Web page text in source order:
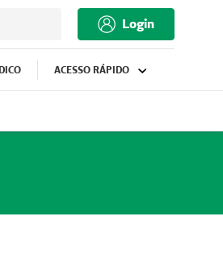
Login
ACESSO RÁPIDO